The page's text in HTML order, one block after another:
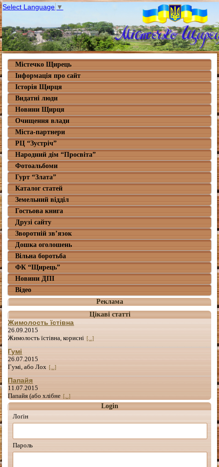
Select Language ▼
Містечко Щирець
Інформація про сайт
Історія Щирця
Видатні люди
Новини Щирця
Очищення влади
Міста-партнери
РЦ “Зустріч”
Народний дім “Просвіта”
Фотоальбоми
Гурт “Злата”
Каталог статей
Земельний відділ
Гостьова книга
Друзі сайту
Зворотній зв’язок
Дошка оголошень
Вільна боротьба
ФК “Щирець”
Новини ДПІ
Відео
Реклама
Цікаві статті
Жимолость їстівна
26.09.2015
Жимолость їстівна, корисні [...]
Гумі
26.07.2015
Гумі, або Лох [...]
Папайя
11.07.2015
Папайя (або хлібне [...]
Login
Лоґін
Пароль